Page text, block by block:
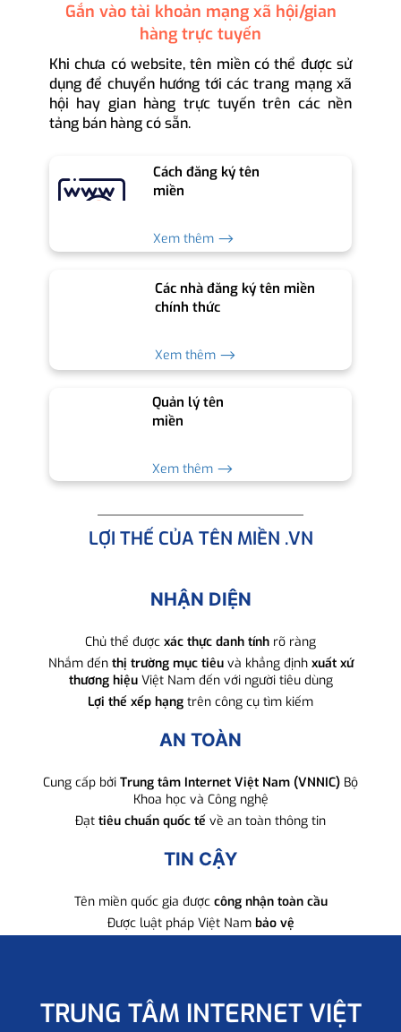
Gắn vào tài khoản mạng xã hội/gian
hàng trực tuyến
Khi chưa có website, tên miền có thể được sử
dụng để chuyển hướng tới các trang mạng xã
hội hay gian hàng trực tuyến trên các nền
tảng bán hàng có sẵn.
Cách đăng ký tên
miền
Xem thêm ⟶
Các nhà đăng ký tên miền
chính thức
Xem thêm ⟶
Quản lý tên
miền
Xem thêm ⟶
LỢI THẾ CỦA TÊN MIỀN .VN
NHẬN DIỆN
Chủ thể được xác thực danh tính rõ ràng
Nhắm đến thị trường mục tiêuvà khẳng định xuất xứ
thương hiệuViệt Nam đến với người tiêu dùng
Lợi thế xếp hạng trên công cụ tìm kiếm
AN TOÀN
Cung cấp bởi Trung tâm Internet Việt Nam (VNNIC) Bộ
Khoa học và Công nghệ
Đạt tiêu chuẩn quốc tế về an toàn thông tin
TIN CẬY
Tên miền quốc gia được công nhận toàn cầu
Được luật pháp Việt Nam bảo vệ
TRUNG TÂM INTERNET VIỆT